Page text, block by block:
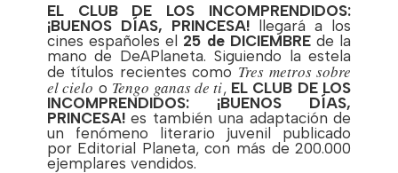
EL CLUB DE LOS INCOMPRENDIDOS:
¡BUENOS DÍAS, PRINCESA!llegará a los
cines españoles el 25 de DICIEMBREde la
mano de DeAPlaneta. Siguiendo la estela
de títulos recientes como Tres metros sobre
el cielo o Tengo ganas de ti, EL CLUB DE LOS
INCOMPRENDIDOS: ¡BUENOS DÍAS,
PRINCESA!es también una adaptación de
un fenómeno literario juvenil publicado
por Editorial Planeta, con más de 200.000
ejemplares vendidos.